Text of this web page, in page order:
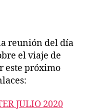
VIAJE
INMERSIÓN
CHESTER
JULIO
2020.
reunión del día
el viaje de
este próximo
JULIO 2020